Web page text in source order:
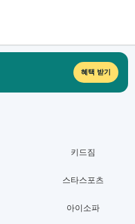
혜택 받기
키드짐
스타스포츠
아이소파